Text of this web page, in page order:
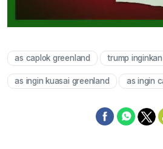
as caplok greenland trump
as ingin kuasai greenland as ingin